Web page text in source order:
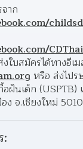
หรือ ส่งไป
ฝันเด็ก (USPTB)
ง จ.เชียงใหม่
: